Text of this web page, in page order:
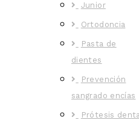
Junior
Ortodoncia
Pasta de
dientes
Prevención
sangrado encías
Prótesis